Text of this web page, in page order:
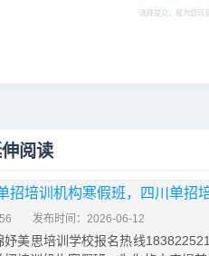
选择提交，视为您同
阅读
招培训机构寒假班，四川单招
发布时间：2026-06-12
妤美思培训学校报名热线